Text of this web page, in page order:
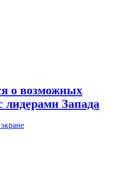
о возможных
лидерами Запада